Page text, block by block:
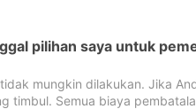
pilihan saya untuk
mungkin dilakukan. Jika
timbul. Semua biaya